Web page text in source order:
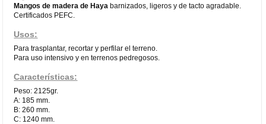
Mangos de madera de Hayabarnizados, ligeros y de tacto agradable.
Certificados PEFC.
Usos:
Para trasplantar, recortar y perfilar el terreno.
Para uso intensivo y en terrenos pedregosos.
Características:
Peso: 2125gr.
A: 185 mm.
B: 260 mm.
C: 1240 mm.